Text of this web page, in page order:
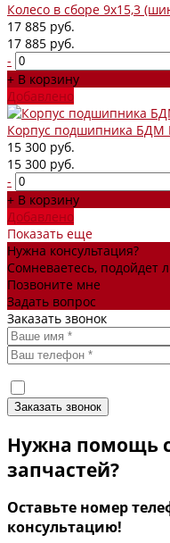
Колесо в сборе 9х15,3
17 885 руб.
17 885 руб.
-
+ В корзину
Добавлено
Корпус подшипника
15 300 руб.
15 300 руб.
-
+ В корзину
Добавлено
Показать еще
Нужна консультация?
Сомневаетесь, подойдет
Позвоните мне
Задать вопрос
Заказать звонок
Нужна помощь
запчастей?
Оставьте номер
консультацию!